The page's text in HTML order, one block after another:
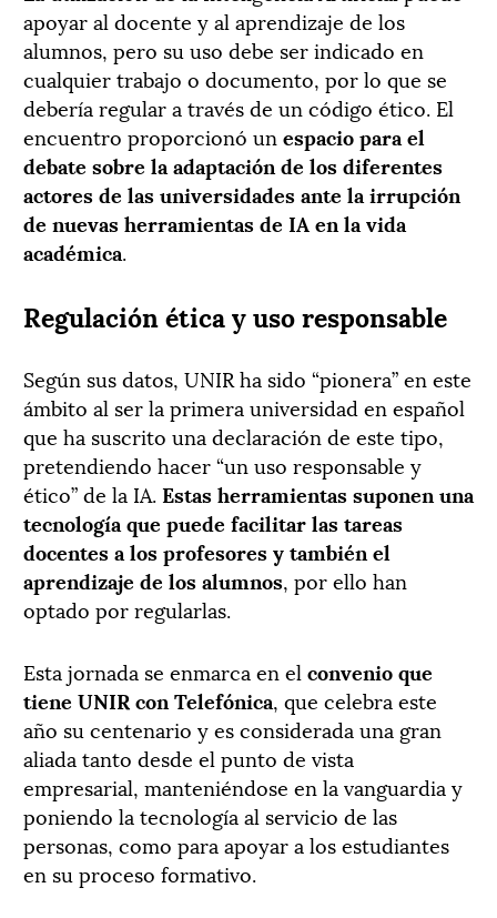
apoyar al docente y al aprendizaje de los
alumnos, pero su uso debe ser indicado en
cualquier trabajo o documento, por lo que se
debería regular a través de un código ético. El
encuentro proporcionó un espacio para el
debate sobre la adaptación de los diferentes
actores de las universidades ante la irrupción
de nuevas herramientas de IA en la vida
académica.
Regulación ética y uso responsable
Según sus datos, UNIR ha sido “pionera” en este
ámbito al ser la primera universidad en español
que ha suscrito una declaración de este tipo,
pretendiendo hacer “un uso responsable y
ético” de la IA.Estas herramientas suponen una
tecnología que puede facilitar las tareas
docentes a los profesores y también el
aprendizaje de los alumnos, por ello han
optado por regularlas.
Esta jornada se enmarca en el convenio que
tiene UNIR con Telefónica, que celebra este
año su centenario y es considerada una gran
aliada tanto desde el punto de vista
empresarial, manteniéndose en la vanguardia y
poniendo la tecnología al servicio de las
personas, como para apoyar a los estudiantes
en su proceso formativo.